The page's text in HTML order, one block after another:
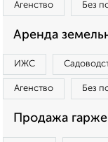
Агенство Без
Аренда
ИЖС
Агенство Без
Продажа